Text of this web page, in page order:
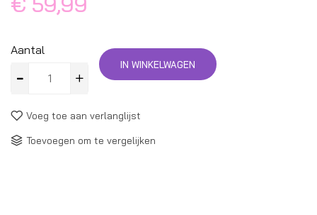
Aantal
IN WINKELWAGEN
Voeg toe aan verlanglijst
Toevoegen om te vergelijken